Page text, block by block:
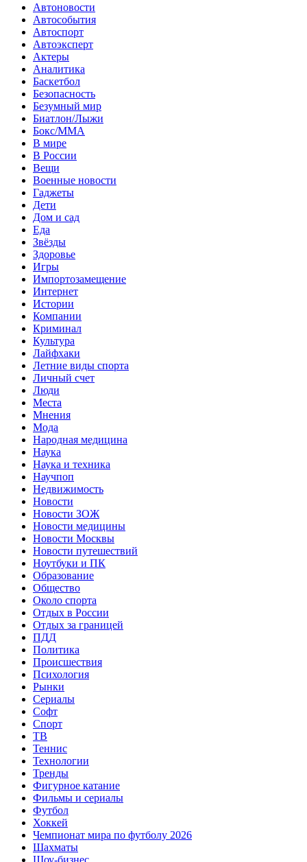
Автоновости
Автособытия
Автоспорт
Автоэксперт
Актеры
Аналитика
Баскетбол
Безопасность
Безумный мир
Биатлон/Лыжи
Бокс/MMA
В мире
В России
Вещи
Военные новости
Гаджеты
Дети
Дом и сад
Еда
Звёзды
Здоровье
Игры
Импортозамещение
Интернет
Истории
Компании
Криминал
Культура
Лайфхаки
Летние виды спорта
Личный счет
Люди
Места
Мнения
Мода
Народная медицина
Наука
Наука и техника
Научпоп
Недвижимость
Новости
Новости ЗОЖ
Новости медицины
Новости Москвы
Новости путешествий
Ноутбуки и ПК
Образование
Общество
Около спорта
Отдых в России
Отдых за границей
ПДД
Политика
Происшествия
Психология
Рынки
Сериалы
Софт
Спорт
ТВ
Теннис
Технологии
Тренды
Фигурное катание
Фильмы и сериалы
Футбол
Хоккей
Чемпионат мира по футболу 2026
Шахматы
Шоу-бизнес